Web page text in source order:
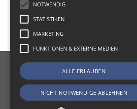
STEUERBERATERKAMMER
Emil-Fuchs-Str. 2
04105Leipzig
NOTWENDIG
STATISTIKEN
MARKETING
FUNKTIONEN & EXTERNE MEDIEN
ALLE ERLAUBEN
NICHT NOTWENDIGE ABLEHNEN